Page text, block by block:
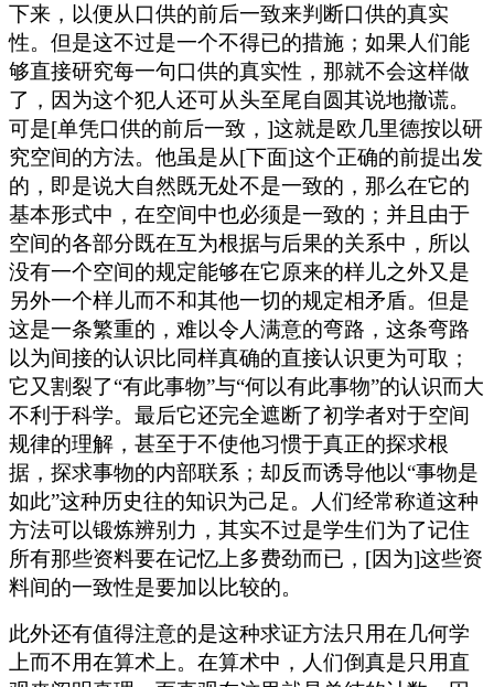
下来，以便从口供的前后一致来判断口供的真实
性。但是这不过是一个不得已的措施；如果人们能
够直接研究每一句口供的真实性，那就不会这样做
了，因为这个犯人还可从头至尾自圆其说地撤谎。
可是[单凭口供的前后一致，]这就是欧几里德按以研
究空间的方法。他虽是从[下面]这个正确的前提出发
的，即是说大自然既无处不是一致的，那么在它的
基本形式中，在空间中也必须是一致的；并且由于
空间的各部分既在互为根据与后果的关系中，所以
没有一个空间的规定能够在它原来的样儿之外又是
另外一个样儿而不和其他一切的规定相矛盾。但是
这是一条繁重的，难以令人满意的弯路，这条弯路
以为间接的认识比同样真确的直接认识更为可取；
它又割裂了“有此事物”与“何以有此事物”的认识而大
不利于科学。最后它还完全遮断了初学者对于空间
规律的理解，甚至于不使他习惯于真正的探求根
据，探求事物的内部联系；却反而诱导他以“事物是
如此”这种历史往的知识为己足。人们经常称道这种
方法可以锻炼辨别力，其实不过是学生们为了记住
所有那些资料要在记忆上多费劲而已，[因为]这些资
料间的一致性是要加以比较的。
此外还有值得注意的是这种求证方法只用在几何学
上而不用在算术上。在算术中，人们倒真是只用直